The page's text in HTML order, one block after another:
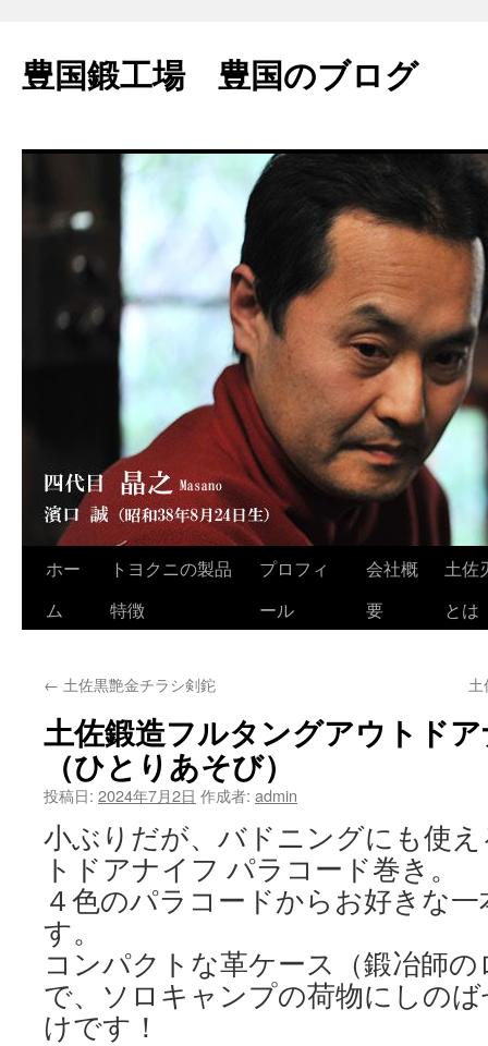
豊国鍛工場 豊国のブログ
コ
ン
ツ
ホー
ム
トヨクニの製品
特徴
プロフィ
ール
会社概
要
土佐
とは
← 土佐黒艶金チラシ剣鉈
土佐鍛造フルタングアウトド
（ひとりあそび）
投稿日: 2024年7月2日 作成者: admin
小ぶりだが、バドニングにも使
トドアナイフ パラコード巻き。
４色のパラコードからお好きな
す。
コンパクトな革ケース（鍛冶師
で、ソロキャンプの荷物にしの
けです！